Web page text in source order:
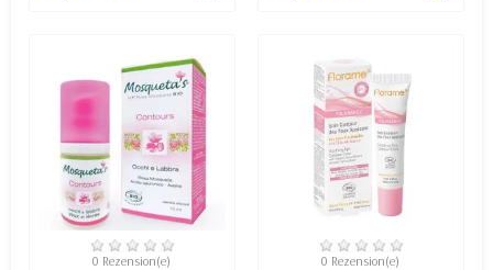
NICHT AUF LAGER
0 Rezension(e)
VERFÜGBAR
0 Rezension(e)